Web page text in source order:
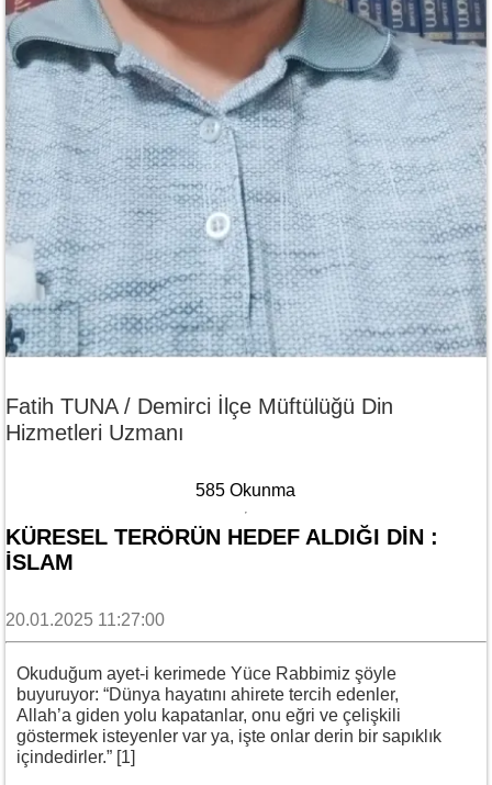
Fatih TUNA / Demirci İlçe Müftülüğü Din
Hizmetleri Uzmanı
585 Okunma
KÜRESEL TERÖRÜN HEDEF ALDIĞI DİN :
İSLAM
20.01.2025 11:27:00
Okuduğum ayet-i kerimede Yüce Rabbimiz şöyle
buyuruyor: “Dünya hayatını ahirete tercih edenler,
Allah’a giden yolu kapatanlar, onu eğri ve çelişkili
göstermek isteyenler var ya, işte onlar derin bir sapıklık
içindedirler.” [1]